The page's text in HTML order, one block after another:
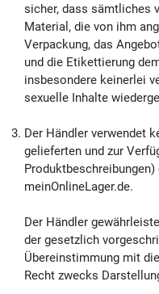
sicher, dass sämtliches
Material, die von ihm
Verpackung, das
und die Etikettierung
insbesondere keinerlei
sexuelle Inhalte
Der Händler verwendet
gelieferten und zur
meinOnlineLager.de.
Der Händler
der gesetzlich
Übereinstimmung mit
Recht zwecks